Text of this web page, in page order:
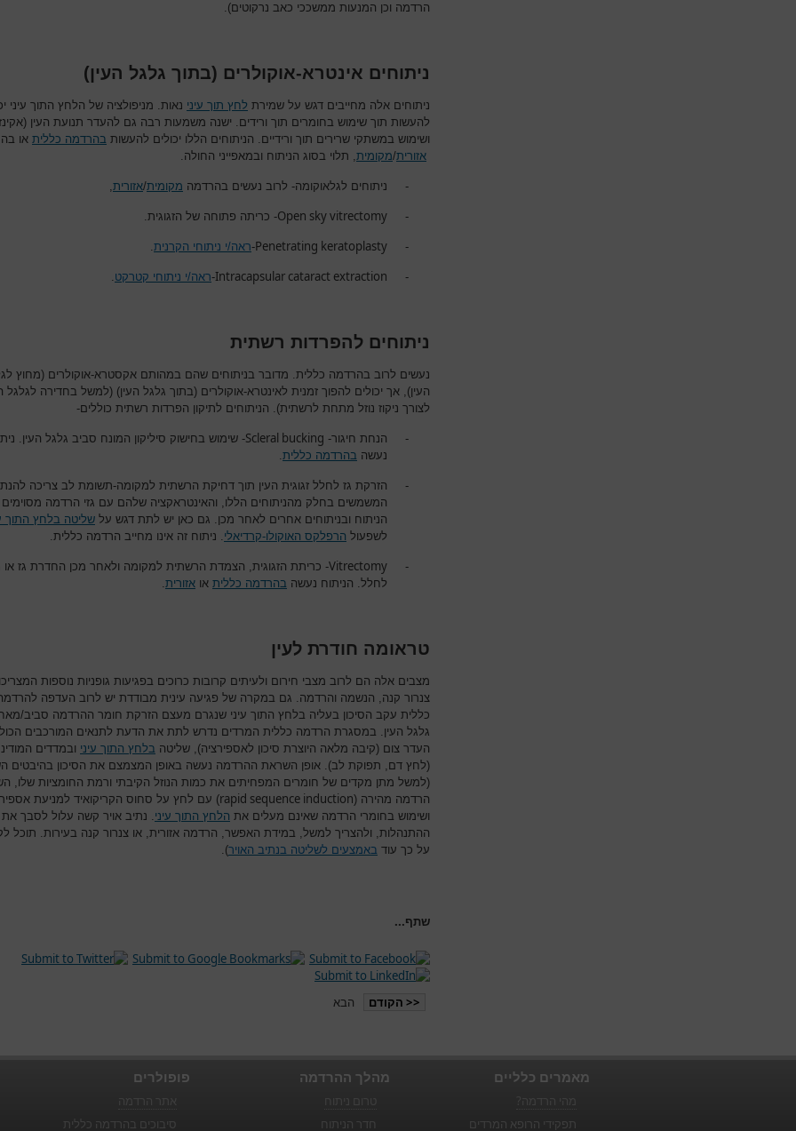
הרדמה וכן המנעות ממשככי כאב נרקוטים).
ניתוחים אינטרא-אוקולרים (בתוך גלגל העין)
ניתוחים אלה מחייבים דגש על שמירת לחץ תוך עיני נאות. מניפולציה של הלחץ התוך עיני
להעשות תוך שימוש בחומרים תוך ורידים. ישנה משמעות רבה גם להעדר תנועת העין
ושימוש במשתקי שרירים תוך ורידיים. הניתוחים הללו יכולים להעשות בהרדמה כללית או
אזורית/מקומית, תלוי בסוג הניתוח ובמאפייני החולה.
- ניתוחים לגלאוקומה- לרוב נעשים בהרדמה מקומית/אזורית,
-
Open sky vitrectomy- כריתה פתוחה של הזגוגית.
-
Penetrating keratoplasty
-ראה/י ניתוחי הקרנית.
-
Intracapsular cataract extraction
-ראה/י ניתוחי קטרקט.
ניתוחים להפרדות רשתית
נעשים לרוב בהרדמה כללית. מדובר בניתוחים שהם במהותם אקסטרא-אוקולרים (מחוץ
העין), אך יכולים להפוך זמנית לאינטרא-אוקולרים (בתוך גלגל העין) (למשל בחדירה לגלגל
לצורך ניקוז נוזל מתחת לרשתית). הניתוחים לתיקון הפרדות רשתית כוללים-
- הנחת חיגור- Scleral bucking- שימוש בחישוק סיליקון המונח סביב גלגל העין.
נעשה בהרדמה כללית.
-
הזרקת גז לחלל זגוגית העין תוך דחיקת הרשתית למקומה-תשומת לב צריכה
המשמשים בחלק מהניתוחים הללו, והאינטראקציה שלהם עם גזי הרדמה מסוימים
הניתוח ובניתוחים אחרים לאחר מכן. גם כאן יש לתת דגש על שליטה בלחץ התוך
לשפעול הרפלקס האוקולו-קרדיאלי. ניתוח זה אינו מחייב הרדמה כללית.
-
Vitrectomy- כריתת הזגוגית, הצמדת הרשתית למקומה ולאחר מכן החדרת גז או
לחלל. הניתוח נעשה בהרדמה כללית או אזורית.
טראומה חודרת לעין
מצבים אלה הם לרוב מצבי חירום ולעיתים קרובות כרוכים בפגיעות גופניות נוספות
צנרור קנה, הנשמה והרדמה. גם במקרה של פגיעה עינית מבודדת יש לרוב העדפה
כללית עקב הסיכון בעליה בלחץ התוך עיני שנגרם מעצם הזרקת חומר ההרדמה סביב/
גלגל העין. במסגרת הרדמה כללית המרדים נדרש לתת את הדעת לתנאים המורכבים
העדר צום (קיבה מלאה היוצרת סיכון לאספירציה), שליטה בלחץ התוך עיני ובמדדים
(לחץ דם, תפוקת לב). אופן השראת ההרדמה נעשה באופן המצמצם את הסיכון בהיבטים
(למשל מתן מקדים של חומרים המפחיתים את כמות הנוזל הקיבתי ורמת החומציות שלו,
הרדמה מהירה (rapid sequence induction) עם לחץ על סחוס הקריקואיד למניעת
ושימוש בחומרי הרדמה שאינם מעלים את הלחץ התוך עיני. נתיב אויר קשה עלול לסבך את
ההתנהלות, ולהצריך למשל, במידת האפשר, הרדמה אזורית, או צנרור קנה בעירות. תוכל
על כך עוד באמצעים לשליטה בנתיב האויר).
שתף...
<< הקודם הבא
פופולרים
סיבוכים בהרדמה כללית
מהלך ההרדמה
חדר הניתוח
מאמרים כלליים
תפקידי הרופא המרדים